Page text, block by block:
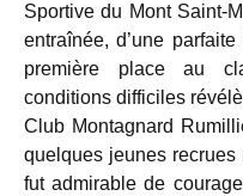
Sportive du Mont Saint-
entraînée, d’une
première place au
conditions difficiles
Club Montagnard
quelques jeunes
fut admirable de